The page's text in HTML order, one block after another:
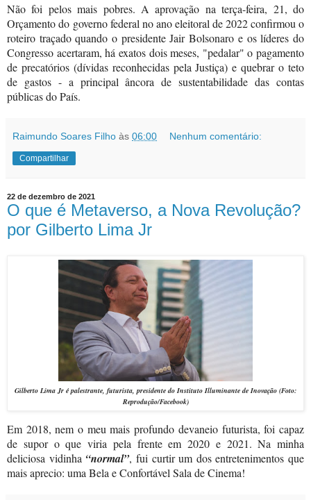
Não foi pelos mais pobres. A aprovação na terça-feira, 21, do
Orçamento do governo federal no ano eleitoral de 2022 confirmou o
roteiro traçado quando o presidente Jair Bolsonaro e os líderes do
Congresso acertaram, há exatos dois meses, "pedalar" o pagamento
de precatórios (dívidas reconhecidas pela Justiça) e quebrar o teto
de gastos - a principal âncora de sustentabilidade das contas
públicas do País.
Raimundo Soares Filho às 06:00 Nenhum comentário:
Compartilhar
22 de dezembro de 2021
O que é Metaverso, a Nova Revolução?
por Gilberto Lima Jr
Gilberto Lima Jr é palestrante, futurista, presidente do Instituto Illuminante de Inovação (Foto:
Reprodução/Facebook)
Em 2018, nem o meu mais profundo devaneio futurista, foi capaz
de supor o que viria pela frente em 2020 e 2021. Na minha
deliciosa vidinha “normal”, fui curtir um dos entretenimentos que
mais aprecio: uma Bela e Confortável Sala de Cinema!